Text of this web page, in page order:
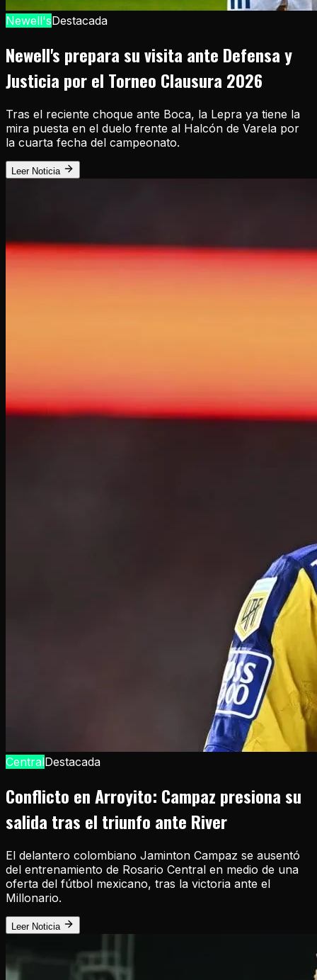
Newell'sDestacada
Newell's prepara su visita ante Defensa y
Justicia por el Torneo Clausura 2026
Tras el reciente choque ante Boca, la Lepra ya tiene la
mira puesta en el duelo frente al Halcón de Varela por
la cuarta fecha del campeonato.
Leer Noticia
CentralDestacada
Conflicto en Arroyito: Campaz presiona su
salida tras el triunfo ante River
El delantero colombiano Jaminton Campaz se ausentó
del entrenamiento de Rosario Central en medio de una
oferta del fútbol mexicano, tras la victoria ante el
Millonario.
Leer Noticia